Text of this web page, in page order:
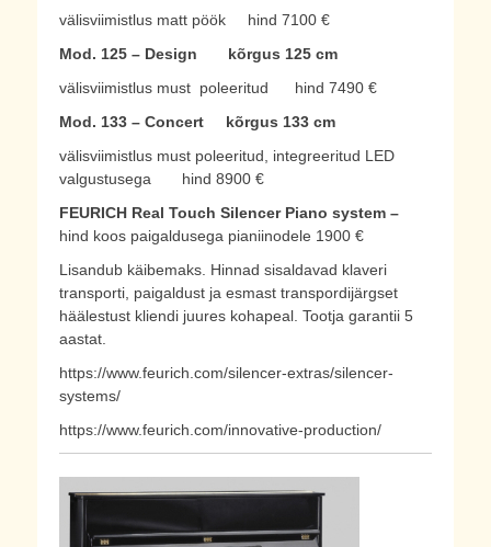
välisviimistlus matt pöök hind 7100 €
Mod. 125 – Design kõrgus 125 cm
välisviimistlus must poleeritud hind 7490 €
Mod. 133 – Concert kõrgus 133 cm
välisviimistlus must poleeritud, integreeritud LED
valgustusega hind 8900 €
FEURICH Real Touch Silencer Piano system –
hind koos paigaldusega pianiinodele 1900 €
Lisandub käibemaks. Hinnad sisaldavad klaveri
transporti, paigaldust ja esmast transpordijärgset
häälestust kliendi juures kohapeal. Tootja garantii 5
aastat.
https://www.feurich.com/silencer-extras/silencer-
systems/
https://www.feurich.com/innovative-production/